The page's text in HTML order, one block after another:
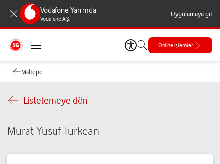
Vodafone Yanımda
Vodafone A.Ş.
Uygulamaya git
Online işlemler
Maltepe
Listelemeye dön
Murat Yusuf Türkcan